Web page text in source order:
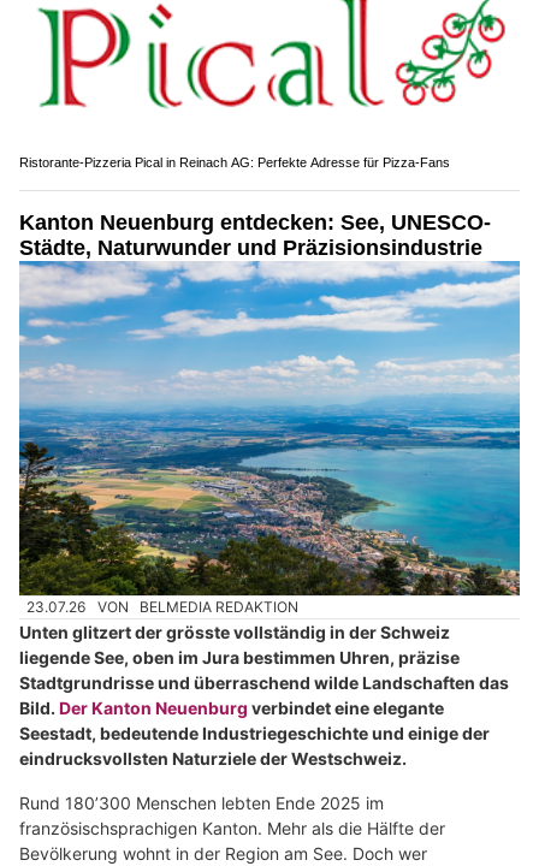
Ristorante-Pizzeria Pical in Reinach AG: Perfekte Adresse für Pizza-Fans
Kanton Neuenburg entdecken: See, UNESCO-
Städte, Naturwunder und Präzisionsindustrie
23.07.26 VON BELMEDIA REDAKTION
Unten glitzert der grösste vollständig in der Schweiz
liegende See, oben im Jura bestimmen Uhren, präzise
Stadtgrundrisse und überraschend wilde Landschaften das
Bild. Der Kanton Neuenburg verbindet eine elegante
Seestadt, bedeutende Industriegeschichte und einige der
eindrucksvollsten Naturziele der Westschweiz.
Rund 180’300 Menschen lebten Ende 2025 im
französischsprachigen Kanton. Mehr als die Hälfte der
Bevölkerung wohnt in der Region am See. Doch wer